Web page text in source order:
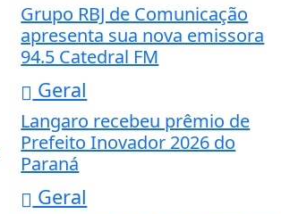
Grupo RBJ de Comunicação
apresenta sua nova emissora
94.5 Catedral FM
Geral
Langaro recebeu prêmio de
Prefeito Inovador 2026 do
Paraná
Geral